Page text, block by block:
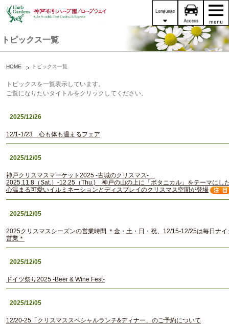
トピックス一覧
HOME トピックス一覧
トピックスを一覧表示しています。
ご覧になりたいタイトルをクリックしてください。
2025/12/26
12/1-1/23 心も体も温まるフェア
2025/12/05
神戸クリスマスマーケット2025 -古城のクリスマス-
2025.11.8（Sat.）-12.25（Thu.) 神戸の山の上に「ボタニカル」をテーマにし
心温まる可愛いイルミネーションとディスプレイのクリスマス空間が登場
2025/12/05
2025クリスマスシーズンの営業時間 ＊金・土・日・祝、12/15-12/25は毎日ナイ
営業＊
2025/12/05
ドイツ祭り2025 -Beer & Wine Fest-
2025/12/05
12/20-25「クリスマススペシャルランチ&ディナー」のご予約について